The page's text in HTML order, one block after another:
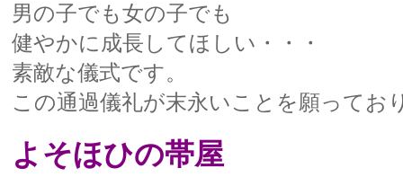
男の子でも女の子でも
健やかに成長してほしい・・・
素敵な儀式です。
この通過儀礼が末永いことを願ってお
よそほひの帯屋